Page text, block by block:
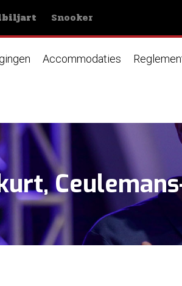
Snooker
Accommodaties